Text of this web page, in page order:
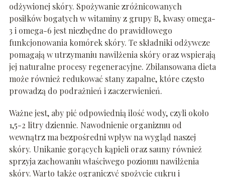
odżywionej skóry. Spożywanie zróżnicowanych
posiłków bogatych w witaminy z grupy B, kwasy omega-
3 i omega-6 jest niezbędne do prawidłowego
funkcjonowania komórek skóry. Te składniki odżywcze
pomagają w utrzymaniu nawilżenia skóry oraz wspierają
jej naturalne procesy regeneracyjne. Zbilansowana dieta
może również redukować stany zapalne, które często
prowadzą do podrażnień i zaczerwienień.
Ważne jest, aby pić odpowiednią ilość wody, czyli około
1,5-2 litry dziennie. Nawodnienie organizmu od
wewnątrz ma bezpośredni wpływ na wygląd naszej
skóry. Unikanie gorących kąpieli oraz sauny również
sprzyja zachowaniu właściwego poziomu nawilżenia
skóry. Warto także ograniczyć spożycie cukru i